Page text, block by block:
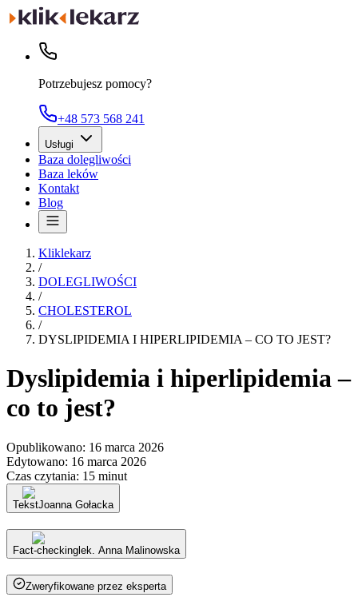
Potrzebujesz pomocy?
+48 573 568 241
Usługi
Baza dolegliwości
Baza leków
Kontakt
Blog
Kliklekarz
/
DOLEGLIWOŚCI
/
CHOLESTEROL
/
DYSLIPIDEMIA I HIPERLIPIDEMIA – CO TO JEST?
Dyslipidemia i hiperlipidemia –
co to jest?
Opublikowano: 16 marca 2026
Edytowano: 16 marca 2026
Czas czytania: 15 minut
TekstJoanna Gołacka
Fact-checking lek. Anna Malinowska
Zweryfikowane przez eksperta